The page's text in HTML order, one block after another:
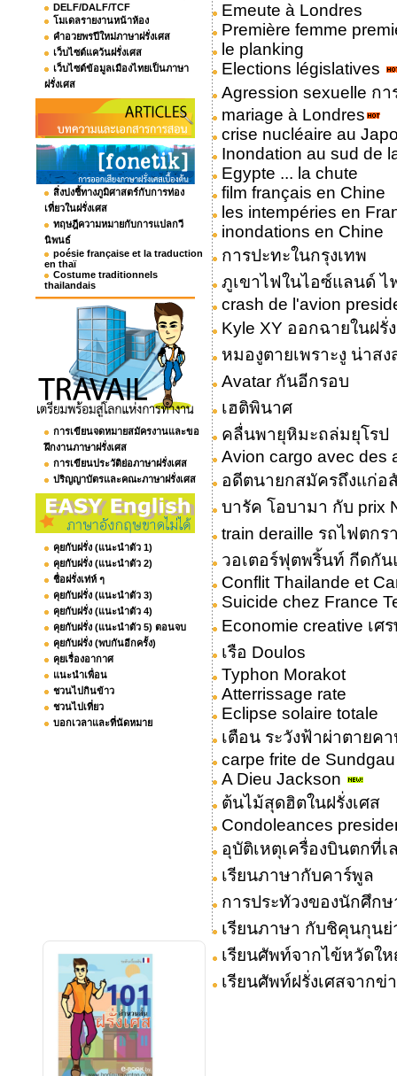
DELF/DALF/TCF
โมเดลรายงานหน้าห้อง
คำอวยพรปีใหม่ภาษาฝรั่งเศส
เว็บไซต์แคว้นฝรั่งเศส
เว็บไซต์ข้อมูลเมืองไทยเป็นภาษา
ฝรั่งเศส
สิ่งบ่งชี้ทางภูมิศาสตร์กับการท่อง
เที่ยวในฝรั่งเศส
ทฤษฎีความหมายกับการแปลกวี
นิพนธ์
poésie française et la traduction
en thaï
Costume traditionnels
thailandais
การเขียนจดหมายสมัครงานและขอ
ฝึกงานภาษาฝรั่งเศส
การเขียนประวัติย่อภาษาฝรั่งเศส
ปริญญาบัตรและคณะภาษาฝรั่งเศส
คุยกับฝรั่ง (แนะนำตัว 1)
คุยกับฝรั่ง (แนะนำตัว 2)
ชื่อฝรั่งเท่ห์ ๆ
คุยกับฝรั่ง (แนะนำตัว 3)
คุยกับฝรั่ง (แนะนำตัว 4)
คุยกับฝรั่ง (แนะนำตัว 5) ตอนจบ
คุยกับฝรั่ง (พบกันอีกครั้ง)
คุยเรื่องอากาศ
แนะนำเพื่อน
ชวนไปกินข้าว
ชวนไปเที่ยว
บอกเวลาและที่นัดหมาย
Emeute à Londres
Première femme
le planking
Elections législatives
Agression sexuelle ก
mariage à Londres
crise nucléaire au
Inondation au sud de
Egypte ... la chute
film français en Chine
les intempéries en
inondations en Chine
การปะทะในกรุงเทพ
ภูเขาไฟในไอซ์แลนด์ ไ
crash de l'avion
Kyle XY ออกฉายในฝรั่
หมองูตายเพราะงู น่าสง
Avatar กันอีกรอบ
เฮติพินาศ
คลื่นพายุหิมะถล่มยุโรป
Avion cargo avec des
อดีตนายกสมัครถึงแก่อ
บารัค โอบามา กับ prix
train deraille รถไฟตกร
วอเตอร์ฟุตพริ้นท์ กีดกัน
Conflit Thailande et
Suicide chez France
Economie creative เศ
เรือ Doulos
Typhon Morakot
Atterrissage rate
Eclipse solaire totale
เตือน ระวังฟ้าผ่าตายค
carpe frite de Sundgau
A Dieu Jackson
ต้นไม้สุดฮิตในฝรั่งเศส
Condoleances
อุบัติเหตุเครื่องบินตกที่เ
เรียนภาษากับคาร์พูล
การประทัวงของนักศึกษ
เรียนภาษา กับชิคุนกุนย่
เรียนศัพท์จากไข้หวัดใ
เรียนศัพท์ฝรั่งเศสจากข่